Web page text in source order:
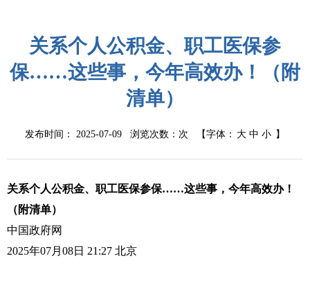
关系个人公积金、职工医保参
保……这些事，今年高效办！（附
清单）
发布时间： 2025-07-09 浏览次数： 次 【字体： 大 中 小 】
关系个人公积金、职工医保参保……这些事，今年高效办！
（附清单）
中国政府网
2025年07月08日 21:27 北京